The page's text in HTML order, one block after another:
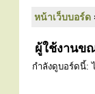
หน้าเว็บบอร์ด
ผู้ใช้งานข
กำลังดูบอร์ดนี้: